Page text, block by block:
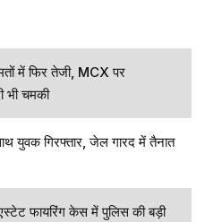
में फिर तेजी, MCX पर
भी चमकी
युवक गिरफ्तार, जेल गारद में तैनात
फायरिंग केस में पुलिस की बड़ी